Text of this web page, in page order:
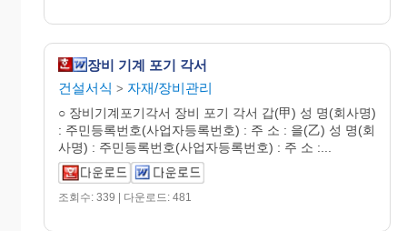
장비 기계 포기 각서
건설서식 > 자재/장비관리
○ 장비기계포기각서 장비 포기 각서 갑(甲) 성 명(회사명)
: 주민등록번호(사업자등록번호) : 주 소 : 을(乙) 성 명(회
사명) : 주민등록번호(사업자등록번호) : 주 소 :...
조회수: 339 | 다운로드: 481